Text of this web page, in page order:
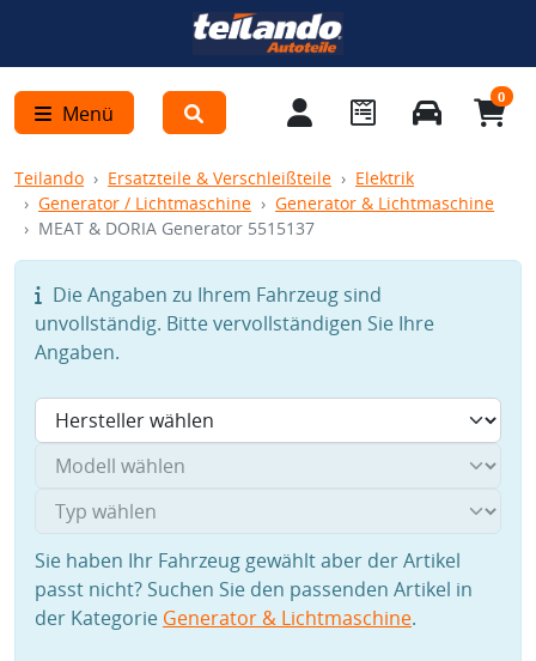
Menü
0
Teilando Ersatzteile & Verschleißteile
Elektrik
Generator / Lichtmaschine
Generator & Lichtmaschine
MEAT & DORIA Generator 5515137
Die Angaben zu Ihrem Fahrzeug sind
unvollständig. Bitte vervollständigen Sie Ihre
Angaben.
Sie haben Ihr Fahrzeug gewählt aber der Artikel
passt nicht? Suchen Sie den passenden Artikel in
der Kategorie Generator & Lichtmaschine.